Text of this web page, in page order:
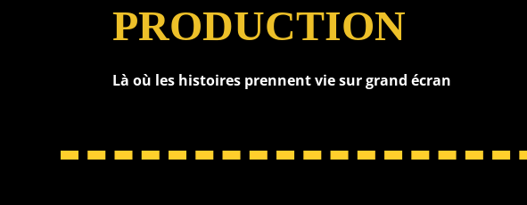
PRODUCTION
Là où les histoires prennent vie sur grand écran